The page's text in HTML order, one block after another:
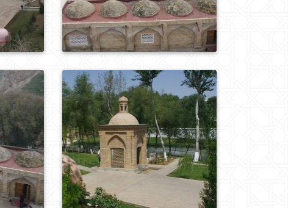
0 232